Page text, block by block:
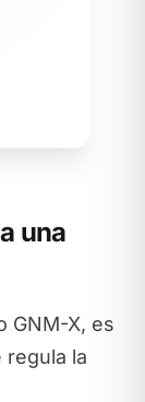
una
GNM-X, es
la